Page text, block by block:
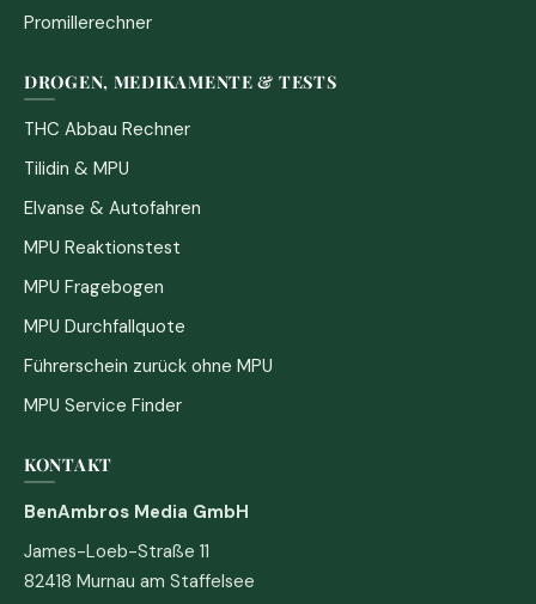
Promillerechner
DROGEN, MEDIKAMENTE & TESTS
THC Abbau Rechner
Tilidin & MPU
Elvanse & Autofahren
MPU Reaktionstest
MPU Fragebogen
MPU Durchfallquote
Führerschein zurück ohne MPU
MPU Service Finder
KONTAKT
BenAmbros Media GmbH
James-Loeb-Straße 11
82418 Murnau am Staffelsee